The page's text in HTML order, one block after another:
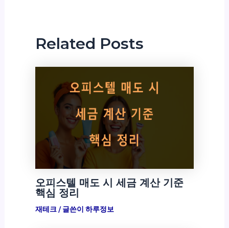
Related Posts
오피스텔 매도 시 세금 계산 기준
핵심 정리
재테크/ 글쓴이 하루정보